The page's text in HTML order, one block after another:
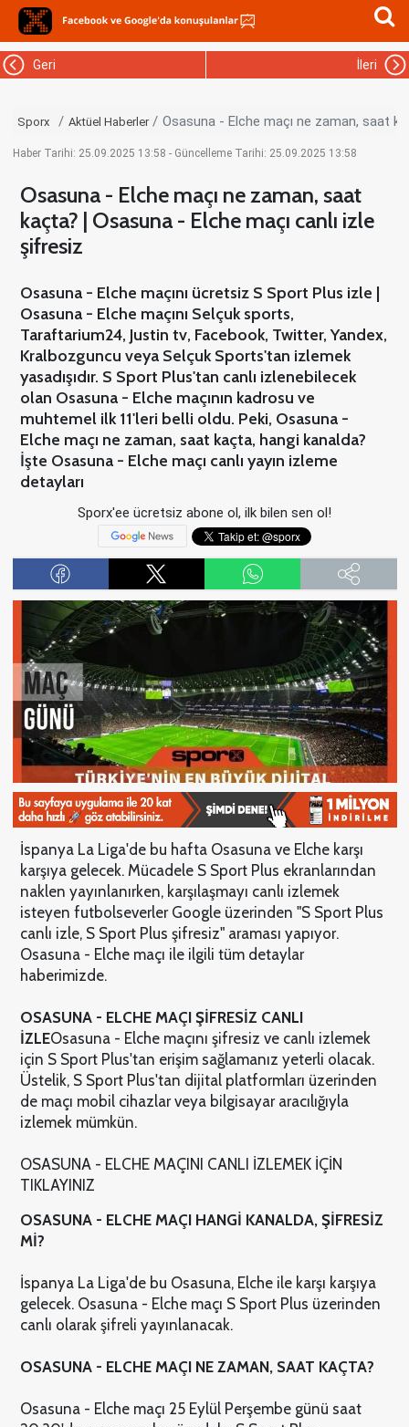
Geri İleri
Sporx Aktüel Haberler Osasuna - Elche maçı ne zaman, saat
Haber Tarihi: 25.09.2025 13:58 - Güncelleme Tarihi: 25.09.2025 13:58
Osasuna - Elche maçı ne zaman, saat
kaçta? | Osasuna - Elche maçı canlı izle
şifresiz
Osasuna - Elche maçını ücretsiz S Sport Plus izle |
Osasuna - Elche maçını Selçuk sports,
Taraftarium24, Justin tv, Facebook, Twitter, Yandex,
Kralbozguncu veya Selçuk Sports'tan izlemek
yasadışıdır. S Sport Plus'tan canlı izlenebilecek
olan Osasuna - Elche maçının kadrosu ve
muhtemel ilk 11'leri belli oldu. Peki, Osasuna -
Elche maçı ne zaman, saat kaçta, hangi kanalda?
İşte Osasuna - Elche maçı canlı yayın izleme
detayları
Sporx'ee ücretsiz abone ol, ilk bilen sen ol!
İspanya La Liga'de bu hafta Osasuna ve Elche karşı
karşıya gelecek. Mücadele S Sport Plus ekranlarından
naklen yayınlanırken, karşılaşmayı canlı izlemek
isteyen futbolseverler Google üzerinden "S Sport Plus
canlı izle, S Sport Plus şifresiz" araması yapıyor.
Osasuna - Elche maçı ile ilgili tüm detaylar
haberimizde.
OSASUNA - ELCHE MAÇI ŞİFRESİZ CANLI
İZLEOsasuna - Elche maçını şifresiz ve canlı izlemek
için S Sport Plus'tan erişim sağlamanız yeterli olacak.
Üstelik, S Sport Plus'tan dijital platformları üzerinden
de maçı mobil cihazlar veya bilgisayar aracılığıyla
izlemek mümkün.
OSASUNA - ELCHE MAÇINI CANLI İZLEMEK İÇİN
TIKLAYINIZ
OSASUNA - ELCHE MAÇI HANGİ KANALDA, ŞİFRESİZ
Mİ?
İspanya La Liga'de bu Osasuna, Elche ile karşı karşıya
gelecek. Osasuna - Elche maçı S Sport Plus üzerinden
canlı olarak şifreli yayınlanacak.
OSASUNA - ELCHE MAÇI NE ZAMAN, SAAT KAÇTA?
Osasuna - Elche maçı 25 Eylül Perşembe günü saat